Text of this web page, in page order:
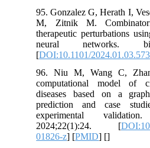
95. Gonzalez G, Herath I,
M, Zitnik M.
therapeutic perturbations
neural networks.
[DOI:10.1101/
96. Niu M, Wang C,
computational model of
diseases based on a
prediction and case
experimental
2024;22(1):24. [
01826-z] [PMID] [